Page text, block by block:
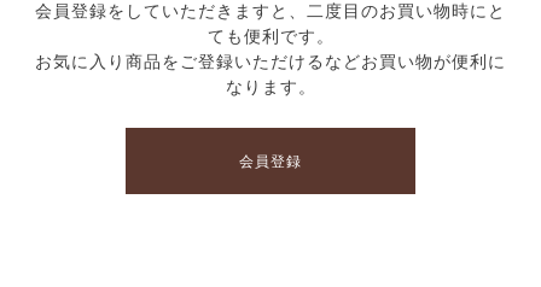
会員登録をしていただきますと、二度目のお買い物時にと
ても便利です。
お気に入り商品をご登録いただけるなどお買い物が便利に
なります。
会員登録